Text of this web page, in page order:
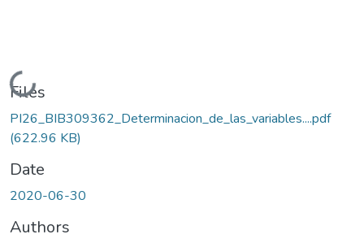
Loading...
Files
PI26_BIB309362_Determinacion_de_las_variables....pdf
(622.96 KB)
Date
2020-06-30
Authors